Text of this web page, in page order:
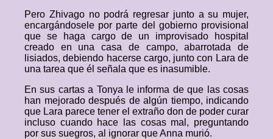
Pero Zhivago no podrá regresar junto a su mujer,
encargándosele por parte del gobierno provisional
que se haga cargo de un improvisado hospital
creado en una casa de campo, abarrotada de
lisiados, debiendo hacerse cargo, junto con Lara de
una tarea que él señala que es inasumible.
En sus cartas a Tonya le informa de que las cosas
han mejorado después de algún tiempo, indicando
que Lara parece tener el extraño don de poder curar
incluso cuando hace las cosas mal, preguntando
por sus suegros, al ignorar que Anna murió.